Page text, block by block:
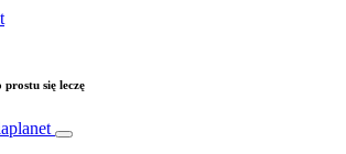
się leczę